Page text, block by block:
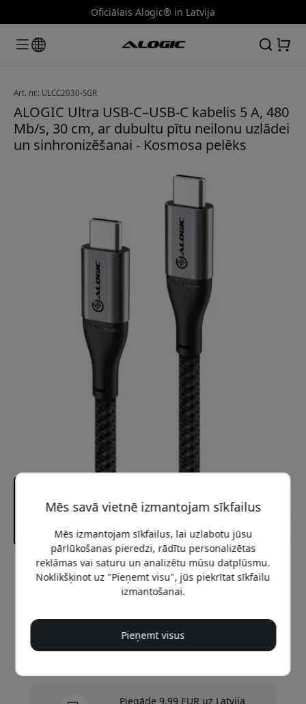
Oficiālais Alogic® in Latvija
Art. nr.: ULCC2030-SGR
ALOGIC Ultra USB-C–USB-C kabelis 5 A, 480
Mb/s, 30 cm, ar dubultu pītu neilonu uzlādei
un sinhronizēšanai - Kosmosa pelēks
Ieteicamā cena
14.99 EUR
Piegāde 9.99 EUR uz Latvija
Mēs savā vietnē izmantojam sīkfailus
Mēs izmantojam sīkfailus, lai uzlabotu jūsu
pārlūkošanas pieredzi, rādītu personalizētas
reklāmas vai saturu un analizētu mūsu datplūsmu.
Noklikšķinot uz "Pieņemt visu", jūs piekrītat sīkfailu
izmantošanai.
Pieņemt visus